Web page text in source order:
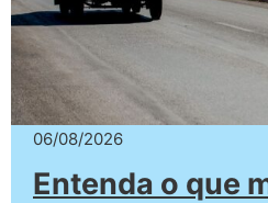
06/08/2026
Entenda o que